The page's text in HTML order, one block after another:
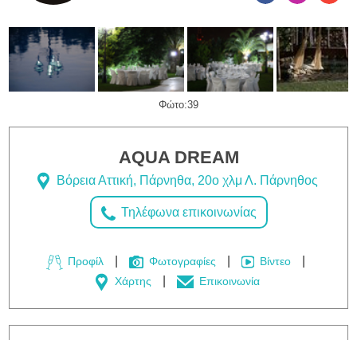
Φώτο:39
AQUA DREAM
Βόρεια Αττική, Πάρνηθα, 20ο χλμ Λ. Πάρνηθος
Τηλέφωνα επικοινωνίας
Προφίλ Φωτογραφίες
Βίντεο
Χάρτης
Επικοινωνία